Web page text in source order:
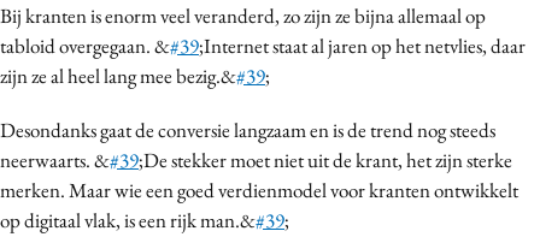
Bij kranten is enorm veel veranderd, zo zijn ze bijna allemaal op
tabloid overgegaan. &#39;Internet staat al jaren op het netvlies, daar
zijn ze al heel lang mee bezig.&#39;
Desondanks gaat de conversie langzaam en is de trend nog steeds
neerwaarts. &#39;De stekker moet niet uit de krant, het zijn sterke
merken. Maar wie een goed verdienmodel voor kranten ontwikkelt
op digitaal vlak, is een rijk man.&#39;